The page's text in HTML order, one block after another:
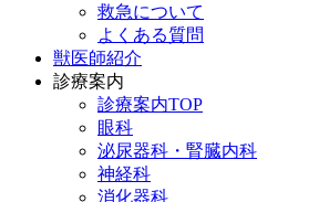
救急について
よくある質問
獣医師紹介
診療案内
診療案内TOP
眼科
泌尿器科・腎臓内科
神経科
消化器科